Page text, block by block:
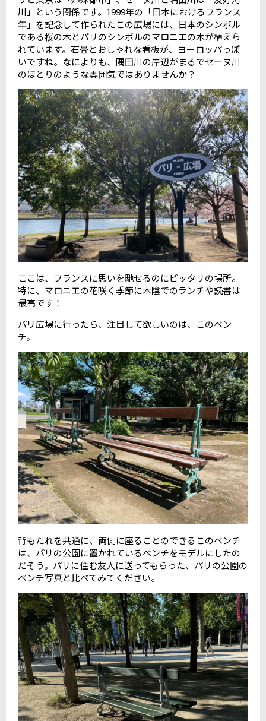
川」という関係です。1999年の「日本におけるフランス
年」を記念して作られたこの広場には、日本のシンボル
である桜の木とパリのシンボルのマロニエの木が植えら
れています。石畳とおしゃれな看板が、ヨーロッパっぽ
いですね。なによりも、隅田川の岸辺がまるでセーヌ川
のほとりのような雰囲気ではありませんか？
ここは、フランスに思いを馳せるのにピッタリの場所。
特に、マロニエの花咲く季節に木陰でのランチや読書は
最高です！
パリ広場に行ったら、注目して欲しいのは、このベン
チ。
背もたれを共通に、両側に座ることのできるこのベンチ
は、パリの公園に置かれているベンチをモデルにしたの
だそう。パリに住む友人に送ってもらった、パリの公園の
ベンチ写真と比べてみてください。